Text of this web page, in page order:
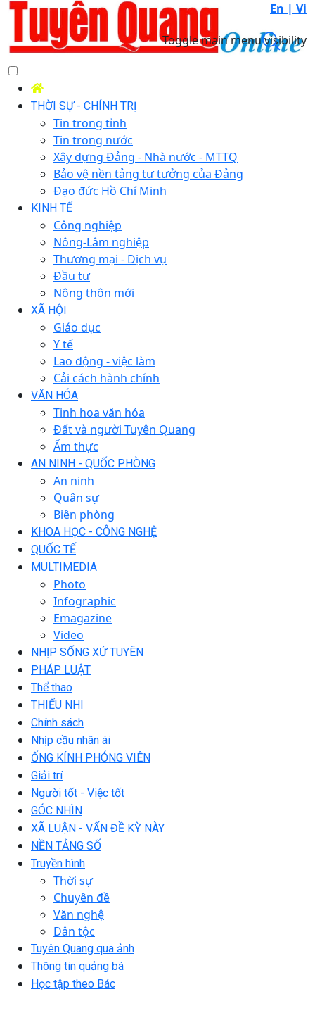
En | Vi
Toggle main menu visibility
THỜI SỰ - CHÍNH TRỊ
Tin trong tỉnh
Tin trong nước
Xây dựng Đảng - Nhà nước - MTTQ
Bảo vệ nền tảng tư tưởng của Đảng
Đạo đức Hồ Chí Minh
KINH TẾ
Công nghiệp
Nông-Lâm nghiệp
Thương mại - Dịch vụ
Đầu tư
Nông thôn mới
XÃ HỘI
Giáo dục
Y tế
Lao động - việc làm
Cải cách hành chính
VĂN HÓA
Tinh hoa văn hóa
Đất và người Tuyên Quang
Ẩm thực
AN NINH - QUỐC PHÒNG
An ninh
Quân sự
Biên phòng
KHOA HỌC - CÔNG NGHỆ
QUỐC TẾ
MULTIMEDIA
Photo
Infographic
Emagazine
Video
NHỊP SỐNG XỨ TUYÊN
PHÁP LUẬT
Thể thao
THIẾU NHI
Chính sách
Nhịp cầu nhân ái
ỐNG KÍNH PHÓNG VIÊN
Giải trí
Người tốt - Việc tốt
GÓC NHÌN
XÃ LUẬN - VẤN ĐỀ KỲ NÀY
NỀN TẢNG SỐ
Truyền hình
Thời sự
Chuyên đề
Văn nghệ
Dân tộc
Tuyên Quang qua ảnh
Thông tin quảng bá
Học tập theo Bác